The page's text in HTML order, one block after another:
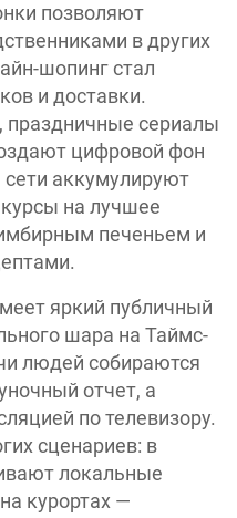
позволяют
в других
шопинг стал
и доставки.
сериалы
цифровой фон
аккумулируют
на лучшее
печеньем и
яркий публичный
шара на Таймс-
людей собираются
отчет, а
по телевизору.
сценариев: в
локальные
курортах —